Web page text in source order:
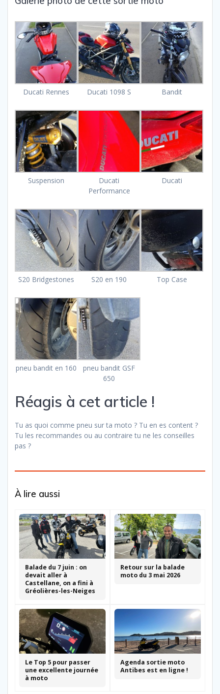
Ducati Rennes Ducati 1098 S Bandit
Suspension
Ducati
Performance
Ducati
S20 Bridgestones S20 en 190 Top Case
pneu bandit en 160
pneu bandit GSF
650
Réagis à cet article !
Tu as quoi comme pneu sur ta moto ? Tu en es content ?
Tu les recommandes ou au contraire tu ne les conseilles
pas ?
À lire aussi
Balade du 7 juin : on
devait aller à
Castellane, on a fini à
Gréolières-les-Neiges
Retour sur la balade
moto du 3 mai 2026
Le Top 5 pour passer
une excellente journée
à moto
Agenda sortie moto
Antibes est en ligne !